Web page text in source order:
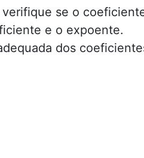
se o
e o expoente.
dos